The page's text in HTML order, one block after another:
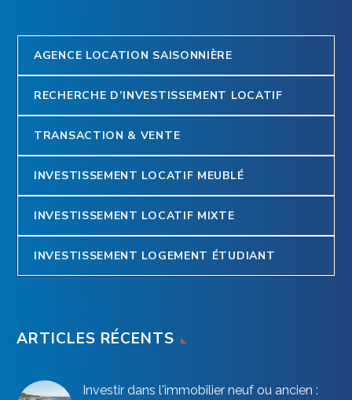
AGENCE LOCATION SAISONNIÈRE
RECHERCHE D’INVESTISSEMENT LOCATIF
TRANSACTION & VENTE
INVESTISSEMENT LOCATIF MEUBLÉ
INVESTISSEMENT LOCATIF MIXTE
INVESTISSEMENT LOGEMENT ÉTUDIANT
ARTICLES RÉCENTS
Investir dans l'immobilier neuf ou ancien :